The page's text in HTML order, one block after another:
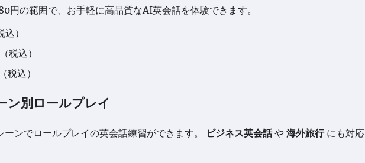
の範囲で、お手軽に高品質なAI英会話を体験できます。
）
税込）
込）
ン別ロールプレイ
ンでロールプレイの英会話練習ができます。 ビジネス英会話や 海外旅行にも対応